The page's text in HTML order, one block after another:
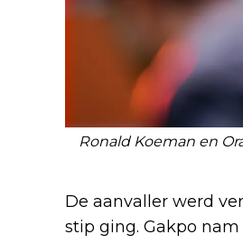
Ronald Koeman en
De aanvaller werd
stip ging. Gakpo